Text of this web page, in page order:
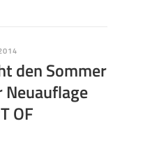
den Sommer
OF